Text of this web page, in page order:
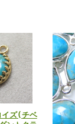
イズ(チベ